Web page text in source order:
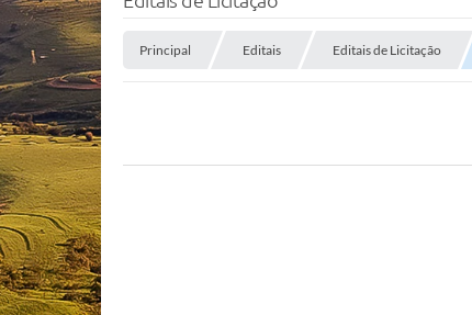
Principal Editais Editais de Licitação